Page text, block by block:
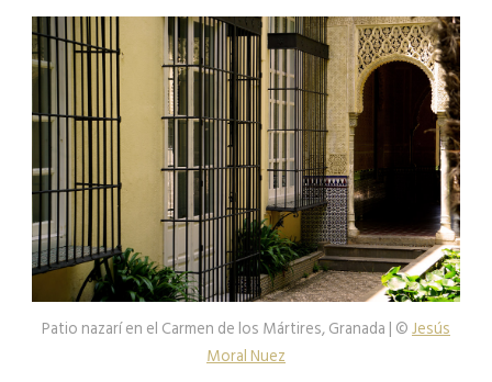
Patio nazarí en el Carmen de los Mártires, Granada | ©Jesús
Moral Nuez